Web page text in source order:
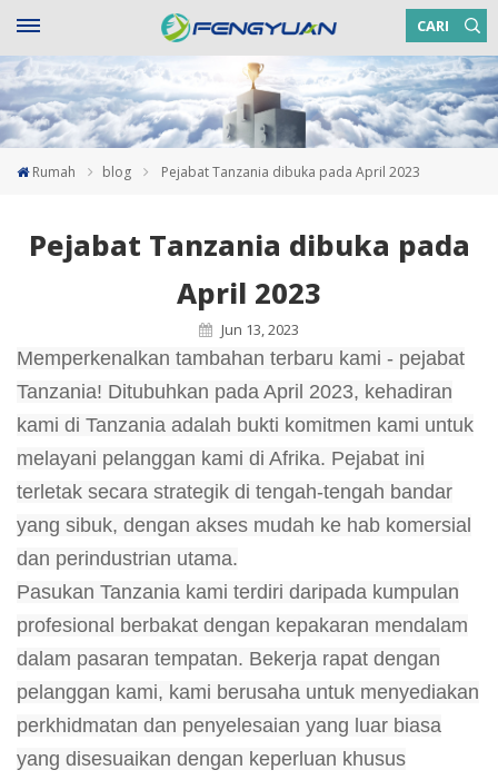
CARI
Rumah blog Pejabat Tanzania dibuka pada April 2023
Pejabat Tanzania dibuka pada
April 2023
Jun 13, 2023
Memperkenalkan tambahan terbaru kami - pejabat
Tanzania! Ditubuhkan pada April 2023, kehadiran
kami di Tanzania adalah bukti komitmen kami untuk
melayani pelanggan kami di Afrika. Pejabat ini
terletak secara strategik di tengah-tengah bandar
yang sibuk, dengan akses mudah ke hab komersial
dan perindustrian utama.
Pasukan Tanzania kami terdiri daripada kumpulan
profesional berbakat dengan kepakaran mendalam
dalam pasaran tempatan. Bekerja rapat dengan
pelanggan kami, kami berusaha untuk menyediakan
perkhidmatan dan penyelesaian yang luar biasa
yang disesuaikan dengan keperluan khusus